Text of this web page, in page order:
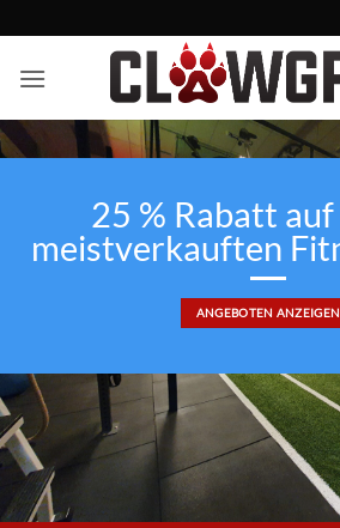
Inhalt
springen
25 % Rabatt
meistverkauften
ANGEBOTEN ANZEIGEN